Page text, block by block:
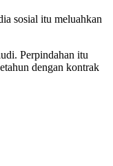
sosial itu meluahkan
Perpindahan itu
dengan kontrak